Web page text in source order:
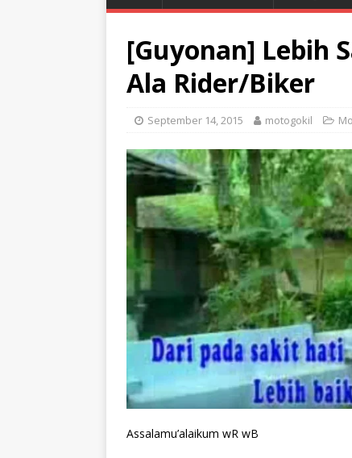
[Guyonan] Lebih
Ala Rider/Biker
September 14, 2015 motogokil
Assalamu’alaikum wR wB